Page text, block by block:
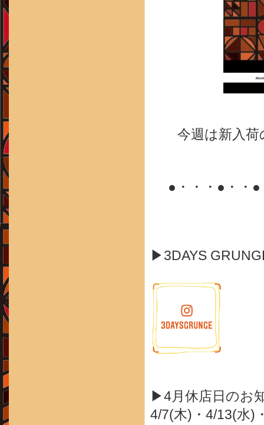
今週は新入荷
●・・・●・・
▶3DAYS
▶4月休店日のお
4/7(木)・4/13(水)